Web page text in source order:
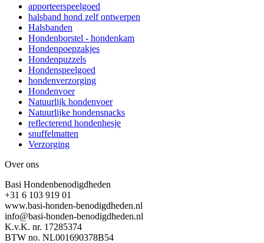
apporteerspeelgoed
halsband hond zelf ontwerpen
Halsbanden
Hondenborstel - hondenkam
Hondenpoepzakjes
Hondenpuzzels
Hondenspeelgoed
hondenverzorging
Hondenvoer
Natuurlijk hondenvoer
Natuurlijke hondensnacks
reflecterend hondenhesje
snuffelmatten
Verzorging
Over ons
Basi Hondenbenodigdheden
+31 6 103 919 01
www.basi-honden-benodigdheden.nl
info@basi-honden-benodigdheden.nl
K.v.K. nr. 17285374
BTW no. NL001690378B54